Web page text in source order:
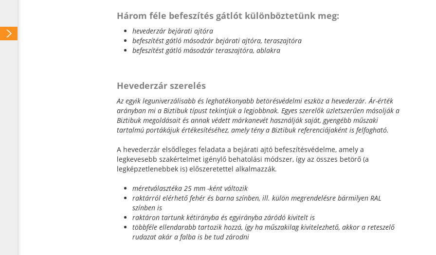
Három féle befeszítés gátlót különböztetünk meg:
hevederzár bejárati ajtóra
befeszítést gátló másodzár bejárati ajtóra, teraszajtóra
befeszítést gátló másodzár teraszajtóra, ablakra
Hevederzár szerelés
Az egyik leguniverzálisabb és leghatékonyabb betörésvédelmi eszköz a hevederzár. Ár-érték
arányban mi a Biztibuk típust tekintjük a legjobbnak. Egyes szerelők üzletszerűen másolják a
Biztibuk megoldásait és annak védett márkanevét használják saját, gyengébb műszaki
tartalmú portákájuk értékesítéséhez, amely tény a Biztibuk referenciájaként is felfogható.
A hevederzár elsődleges feladata a bejárati ajtó befeszítésvédelme, amely a
legkevesebb szakértelmet igénylő behatolási módszer, így az összes betörő (a
legképzetlenebbek is) előszeretettel alkalmazzák.
méretválasztéka 25 mm -ként változik
raktárról elérhető fehér és barna színben, ill. külön megrendelésre bármilyen RAL
színben is
raktáron tartunk kétirányba és egyirányba záródó kivitelt is
többféle ellendarabb tartozik hozzá, így ha műszakilag kivitelezhető, akkor a reteszelő
rudazat akár a falba is be tud zárodni